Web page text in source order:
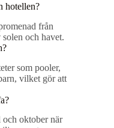
hotellen?
från
och havet.
som pooler,
vilket gör att
och oktober när